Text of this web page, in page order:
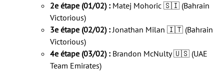
2e étape (01/02) : Matej Mohoric 🇸🇮 (Bahrain
Victorious)
3e étape (02/02) :Jonathan Milan 🇮🇹 (Bahrain
Victorious)
4e étape (03/02) : Brandon McNulty 🇺🇸 (UAE
Team Emirates)